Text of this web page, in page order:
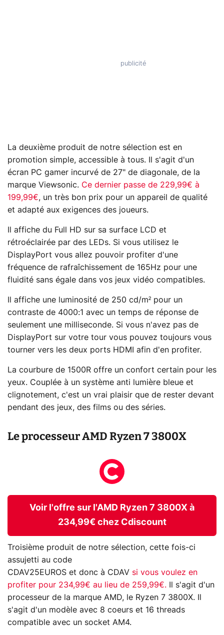
La deuxième produit de notre sélection est en
promotion simple, accessible à tous. Il s'agit d'un
écran PC gamer incurvé de 27" de diagonale, de la
marque Viewsonic. Ce dernier passe de 229,99€ à
199,99€, un très bon prix pour un appareil de qualité
et adapté aux exigences des joueurs.
Il affiche du Full HD sur sa surface LCD et
rétroéclairée par des LEDs. Si vous utilisez le
DisplayPort vous allez pouvoir profiter d'une
fréquence de rafraîchissement de 165Hz pour une
fluidité sans égale dans vos jeux vidéo compatibles.
Il affiche une luminosité de 250 cd/m² pour un
contraste de 4000:1 avec un temps de réponse de
seulement une milliseconde. Si vous n'avez pas de
DisplayPort sur votre tour vous pouvez toujours vous
tourner vers les deux ports HDMI afin d'en profiter.
La courbure de 1500R offre un confort certain pour les
yeux. Couplée à un système anti lumière bleue et
clignotement, c'est un vrai plaisir que de rester devant
pendant des jeux, des films ou des séries.
Le processeur AMD Ryzen 7 3800X
Voir l'offre sur l'AMD Ryzen 7 3800X à
234,99€ chez Cdiscount
Troisième produit de notre sélection, cette fois-ci
assujetti au code
CDAV25EUROS et donc à CDAV si vous voulez en
profiter pour 234,99€ au lieu de 259,99€. Il s'agit d'un
processeur de la marque AMD, le Ryzen 7 3800X. Il
s'agit d'un modèle avec 8 coeurs et 16 threads
compatible avec un socket AM4.